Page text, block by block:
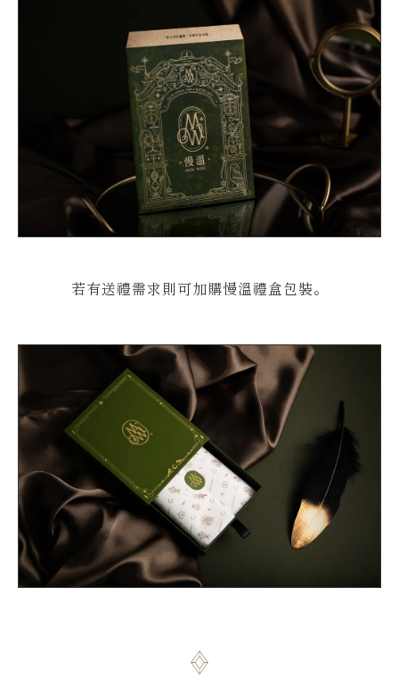
若有送禮需求則可加購慢溫禮盒包裝。